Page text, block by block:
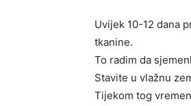
Uvijek 10-12 dana
tkanine.
To radim da
Stavite u vlažnu
Tijekom tog